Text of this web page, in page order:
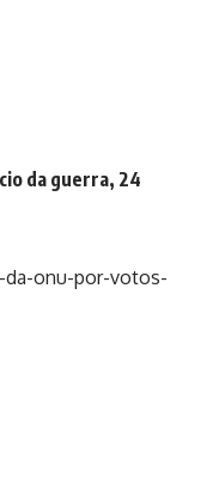
da guerra, 24